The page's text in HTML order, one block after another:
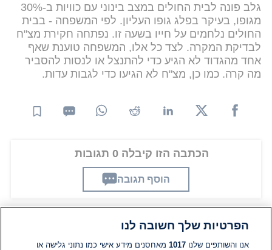
גלב פונה לבית החולים במצב בינוני עם כוויות ב-30%
מגופו, בעיקר בפלג גופו העליון. לפי המשפחה - בבית
החולים נלחמים על חייו בשעה זו. נפתחה חקירת מצ"ח
לבדיקת המקרה. לצד כל אלו, המשפחה טוענת שאף
אחד מהגדוד לא הגיע כדי להתנצל או לנסות להסביר
מה קרה. כמו כן, מצ"ח לא הגיעו כדי לגבות עדות.
הכתבה הזו קיבלה 0 תגובות
הוסף תגובה
תגובות
הפרטיות שלך חשובה לנו
אנו והשותפים שלנו1017 מאחסנים מידע אישי כמו נתוני גלישה או